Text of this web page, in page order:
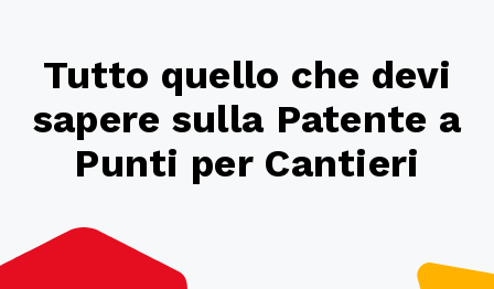
Tutto quello che devi
sapere sulla Patente a
Punti per Cantieri